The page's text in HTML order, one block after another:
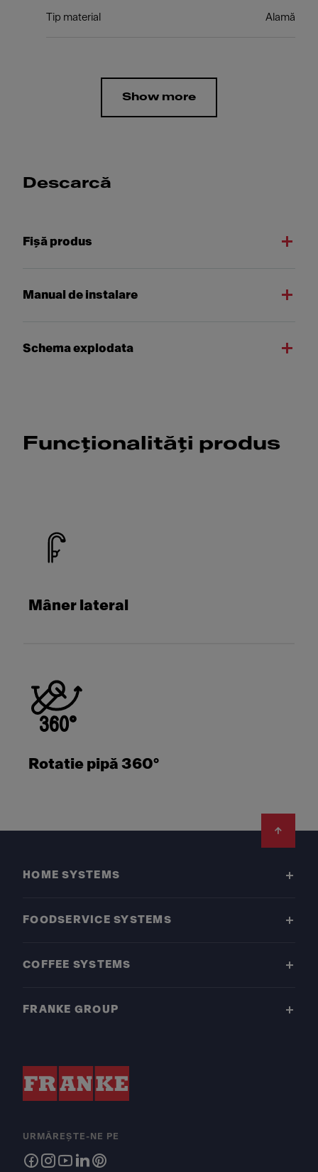
Tip material Alamă
Show more
Descarcă
Fişă produs
Manual de instalare
Schema explodata
Funcționalități produs
Mâner lateral
Rotatie pipă 360°
HOME SYSTEMS
FOODSERVICE SYSTEMS
COFFEE SYSTEMS
FRANKE GROUP
URMĂREȘTE-NE PE